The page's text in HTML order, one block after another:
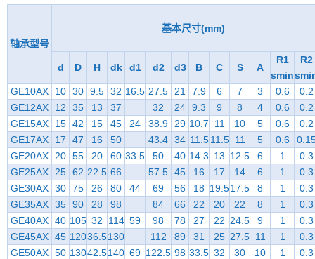
轴承型号
基本尺寸(mm)
d D H dk d1 d2 d3 B C S A
R1
smin
R2
GE10AX
10 30 9.5 32 16.5 27.5 21 7.9 6 7 3 0.6
0.2
GE12AX
12 35 13 37 32 24 9.3 9 8 4 0.6
0.2
GE15AX
15 42 15 45 24 38.9 29 10.7 11 10 5 0.6
0.2
GE17AX
17 47 16 50 43.4 34 11.5 11.5 11 5 0.6
GE20AX
20 55 20 60 33.5 50 40 14.3 13 12.5 6 1
0.3
GE25AX
25 62 22.5 66 57.5 45 16 17 14 6 1
0.3
GE30AX 30 75 26 80 44 69 56 18 19.517.5 8 1
0.3
GE35AX 35 90 28 98 84 66 22 20 22 8 1
0.3
GE40AX 40 105 32 114 59 98 78 27 22 24.5 9 1
0.3
GE45AX 45 12036.5130 112 89 31 25 27.5 11 1
0.3
GE50AX 50 13042.5140 69 122.5 98 33.5 32 30 10 1
0.3